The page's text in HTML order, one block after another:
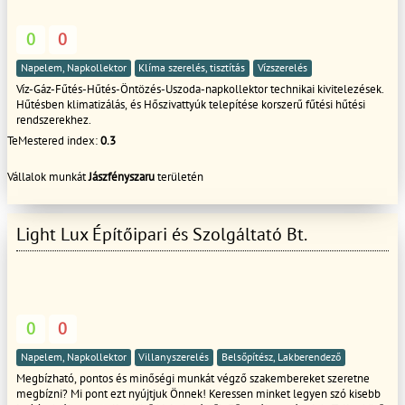
0 0
Napelem, Napkollektor Klíma szerelés, tisztítás Vízszerelés
Víz-Gáz-Fűtés-Hűtés-Öntözés-Uszoda-napkollektor technikai kivitelezések.
Hűtésben klimatizálás, és Hőszivattyúk telepítése korszerű fűtési hűtési
rendszerekhez.
TeMestered index:0.3
Vállalok munkátJászfényszaruterületén
Light Lux Építőipari és Szolgáltató Bt.
0 0
Napelem, Napkollektor Villanyszerelés Belsőpítész, Lakberendező
Megbízható, pontos és minőségi munkát végző szakembereket szeretne
megbízni? Mi pont ezt nyújtjuk Önnek! Keressen minket legyen szó kisebb